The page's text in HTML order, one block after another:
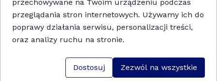
pogodowych
Podróżując zimą, zadbaj o odpowiednie warstwy odzieży:
Termoaktywna bielizna– utrzymuje ciepło i
odprowadza wilgoć.
Ciepła kurtka i buty– najlepiej nieprzemakalne, z
antypoślizgową podeszwą.
przechowywane na Twoim urządzeniu podczas
przeglądania stron internetowych. Używamy ich do
poprawy działania serwisu, personalizacji treści,
oraz analizy ruchu na stronie.
Dostosuj Zezwól na wszystkie